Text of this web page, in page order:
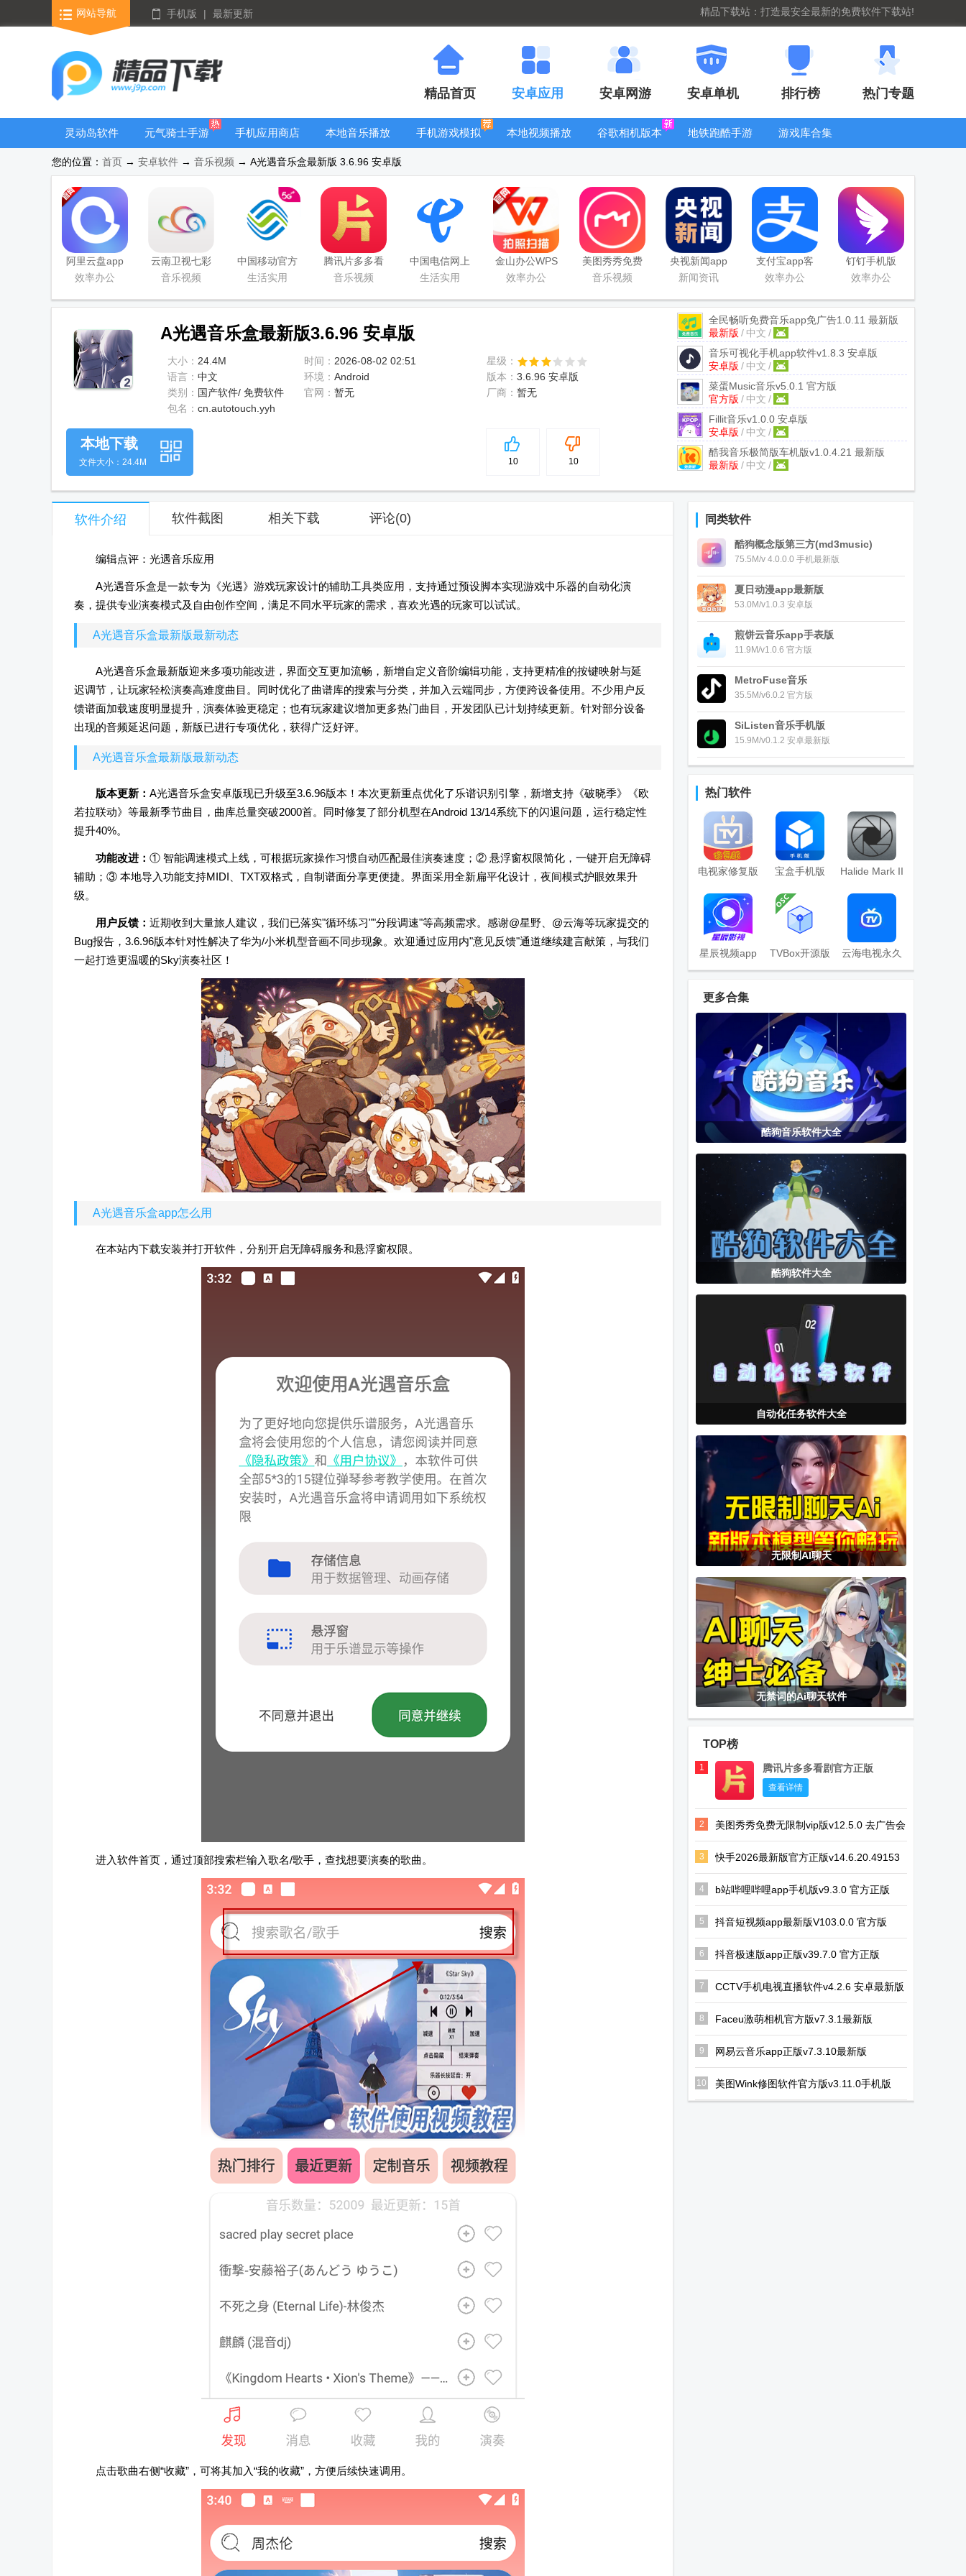
网站导航 手机版 | 最新更新 精品下载站：打造最安全最新的免费软件下载站!
精品首页 安卓应用 安卓网游 安卓单机 排行榜 热门专题
灵动岛软件
元气骑士手游
手机应用商店
本地音乐播放
手机游戏模拟
本地视频播放
谷歌相机版本
地铁跑酷手游
游戏库合集
看器
您的位置： 首页 → 安卓软件 → 音乐视频 → A光遇音乐盒最新版 3.6.96 安卓版
阿里云盘app
官方版
效率办公
云南卫视七彩
云端app
音乐视频
中国移动官方
营业厅
生活实用
腾讯片多多看
剧官方正版
音乐视频
中国电信网上
营业厅
生活实用
金山办公WPS
Office手机官
效率办公
美图秀秀免费
无限制vip版
音乐视频
央视新闻app
移动版客户端
新闻资讯
支付宝app客
户端
效率办公
钉钉手机版
app
效率办公
A光遇音乐盒最新版3.6.96 安卓版
大小： 24.4M 时间： 2026-08-02 02:51
星级：
语言： 中文 环境： Android 版本： 3.6.96 安卓版
类别： 国产软件/ 免费软件 官网： 暂无 厂商： 暂无
包名： cn.autotouch.yyh
全民畅听免费音乐app免广告1.0.11 最新版
最新版 / 中文 /
音乐可视化手机app软件v1.8.3 安卓版
安卓版 / 中文 /
菜蛋Music音乐v5.0.1 官方版
官方版 / 中文 /
Fillit音乐v1.0.0 安卓版
安卓版 / 中文 /
酷我音乐极简版车机版v1.0.4.21 最新版
最新版 / 中文 /
5
10 10
本地下载
文件大小：24.4M
软件介绍 软件截图 相关下载 评论(0)
编辑点评：光遇音乐应用
A光遇音乐盒是一款专为《光遇》游戏玩家设计的辅助工具类应用，支持通过预设脚本实现游戏中乐器的自动化演
奏，提供专业演奏模式及自由创作空间，满足不同水平玩家的需求，喜欢光遇的玩家可以试试。
A光遇音乐盒最新版最新动态
A光遇音乐盒最新版迎来多项功能改进，界面交互更加流畅，新增自定义音阶编辑功能，支持更精准的按键映射与延
迟调节，让玩家轻松演奏高难度曲目。同时优化了曲谱库的搜索与分类，并加入云端同步，方便跨设备使用。不少用户反
馈谱面加载速度明显提升，演奏体验更稳定；也有玩家建议增加更多热门曲目，开发团队已计划持续更新。针对部分设备
出现的音频延迟问题，新版已进行专项优化，获得广泛好评。
A光遇音乐盒最新版最新动态
版本更新： A光遇音乐盒安卓版现已升级至3.6.96版本！本次更新重点优化了乐谱识别引擎，新增支持《破晓季》《欧
若拉联动》等最新季节曲目，曲库总量突破2000首。同时修复了部分机型在Android 13/14系统下的闪退问题，运行稳定性
提升40%。
功能改进： ① 智能调速模式上线，可根据玩家操作习惯自动匹配最佳演奏速度；② 悬浮窗权限简化，一键开启无障碍
辅助；③ 本地导入功能支持MIDI、TXT双格式，自制谱面分享更便捷。界面采用全新扁平化设计，夜间模式护眼效果升
级。
用户反馈： 近期收到大量旅人建议，我们已落实"循环练习""分段调速"等高频需求。感谢@星野、@云海等玩家提交的
Bug报告，3.6.96版本针对性解决了华为/小米机型音画不同步现象。欢迎通过应用内"意见反馈"通道继续建言献策，与我们
一起打造更温暖的Sky演奏社区！
A光遇音乐盒app怎么用
在本站内下载安装并打开软件，分别开启无障碍服务和悬浮窗权限。
进入软件首页，通过顶部搜索栏输入歌名/歌手，查找想要演奏的歌曲。
点击歌曲右侧“收藏”，可将其加入“我的收藏”，方便后续快速调用。
同类软件
酷狗概念版第三方(md3music)
75.5M/v 4.0.0.0 手机最新版
夏日动漫app最新版
53.0M/v1.0.3 安卓版
煎饼云音乐app手表版
11.9M/v1.0.6 官方版
MetroFuse音乐
35.5M/v6.0.2 官方版
SiListen音乐手机版
15.9M/v0.1.2 安卓最新版
热门软件
电视家修复版
10.0版2026最
新版
宝盒手机版
(MBox)
Halide Mark II
专业相机
星辰视频app
官方版
TVBox开源版
安卓白盒版
云海电视永久
免费版
龙门影视TV电
视版免广告
特狗app最新
版
影视仓app最
新版附配置接
口
多看阅读器正
建行大学
app(建行学习)
酷兴TV新版软
念心TV官方版
tradingview2025
中文版
bt磁力兔子安
Yami AI聊天 白龙音乐TV版
更多合集
酷狗音乐软件大全
酷狗软件大全
自动化任务软件大全
无限制AI聊天
无禁词的Ai聊天软件
TOP榜
1
腾讯片多多看剧官方正版
app
查看详情
2
美图秀秀免费无限制vip版v12.5.0 去广告会
员版
3
快手2026最新版官方正版v14.6.20.49153
安卓版
4 b站哔哩哔哩app手机版v9.3.0 官方正版
5 抖音短视频app最新版V103.0.0 官方版
6 抖音极速版app正版v39.7.0 官方正版
7 CCTV手机电视直播软件v4.2.6 安卓最新版
8 Faceu激萌相机官方版v7.3.1最新版
9 网易云音乐app正版v7.3.10最新版
10 美图Wink修图软件官方版v3.11.0手机版